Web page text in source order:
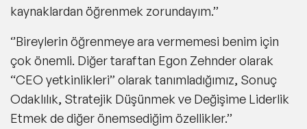
kaynaklardan öğrenmek zorundayım.’’
‘’Bireylerin öğrenmeye ara vermemesi benim için
çok önemli. Diğer taraftan Egon Zehnder olarak
“CEO yetkinlikleri” olarak tanımladığımız, Sonuç
Odaklılık, Stratejik Düşünmek ve Değişime Liderlik
Etmek de diğer önemsediğim özellikler.’’